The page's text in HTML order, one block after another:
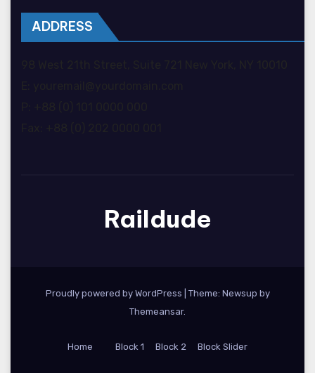
ADDRESS
Raildude
Proudly powered by WordPress
Theme: Newsup by
Themeansar.
Home Block 1 Block 2 Block Slider